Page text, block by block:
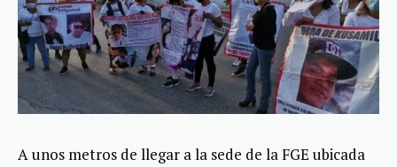
A unos metros de llegar a la sede de la FGE ubicada